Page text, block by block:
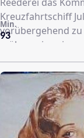
Kreuzfahrtschiff
vorübergehend
mühsam in seine
anfänglich von
ins andere.
93
Min.